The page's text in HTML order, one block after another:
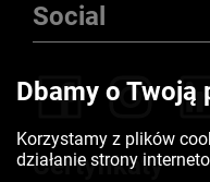
Social
Certyfikaty
Dbamy o Twoją
Korzystamy z plików
działanie strony